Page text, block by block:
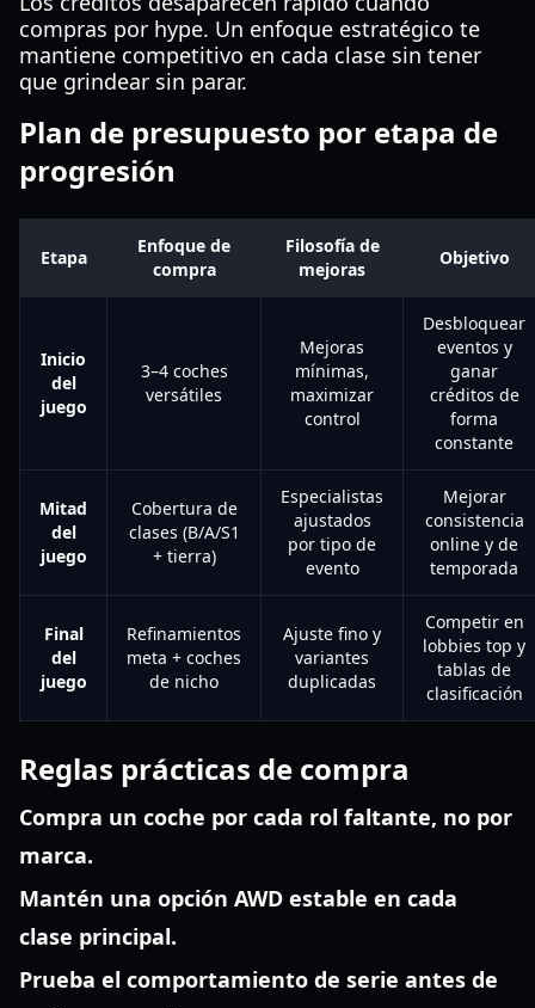
compras por hype. Un enfoque estratégico te
mantiene competitivo en cada clase sin tener
que grindear sin parar.
Plan de presupuesto por etapa de
progresión
Etapa
Enfoque de
compra
Filosofía de
mejoras
Objetivo
Inicio
del
juego
3–4 coches
versátiles
Mejoras
mínimas,
maximizar
control
Desbloquear
eventos y
ganar
créditos de
forma
constante
Mitad
del
juego
Cobertura de
clases (B/A/S1
+ tierra)
Especialistas
ajustados
por tipo de
evento
Mejorar
consistencia
online y de
temporada
Final
del
juego
Refinamientos
meta + coches
de nicho
Ajuste fino y
variantes
duplicadas
Competir en
lobbies top y
tablas de
clasificación
Reglas prácticas de compra
Compra un coche por cada rol faltante, no por
marca.
Mantén una opción AWD estable en cada
clase principal.
Prueba el comportamiento de serie antes de